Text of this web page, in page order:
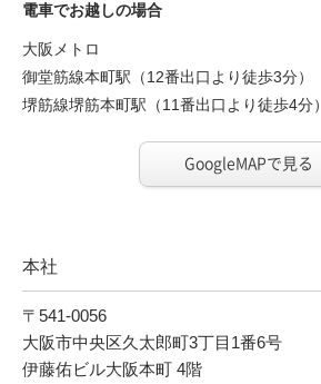
電車でお越しの場合
大阪メトロ
御堂筋線本町駅（12番出口より徒歩3分）
堺筋線堺筋本町駅（11番出口より徒歩4分）
GoogleMAPで見る
本社
〒541-0056
大阪市中央区久太郎町3丁目1番6号
伊藤佑ビル大阪本町 4階